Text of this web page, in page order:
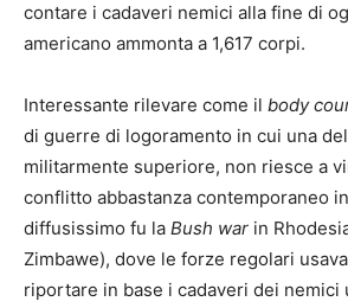
contare i cadaveri nemici alla fine di
americano ammonta a 1,617 corpi.
Interessante rilevare come il body
di guerre di logoramento in cui una
militarmente superiore, non riesce a
conflitto abbastanza contemporaneo
diffusissimo fu la Bush war in
Zimbawe), dove le forze regolari
riportare in base i cadaveri dei nemici